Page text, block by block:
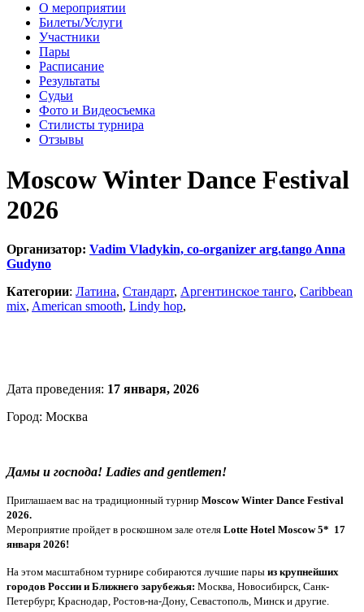
О мероприятии
Билеты/Услуги
Участники
Пары
Расписание
Результаты
Судьи
Фото и Видеосъемка
Стилисты турнира
Отзывы
Moscow Winter Dance Festival
2026
Организатор: Vadim Vladykin, co-organizer arg.tango Anna
Gudyno
Категории: Латина, Стандарт, Аргентинское танго, Caribbean
mix, American smooth, Lindy hop,
Дата проведения: 17 января, 2026
Город: Москва
Дамы и господа! Ladies and gentlemen!
Приглашаем вас на традиционный турнир Moscow Winter Dance Festival
2026.
Мероприятие пройдет в роскошном зале отеля Lotte Hotel Moscow 5* 17
января 2026!
На этом масштабном турнире собираются лучшие пары из крупнейших
городов России и Ближнего зарубежья: Москва, Новосибирск, Санк-
Петербург, Краснодар, Ростов-на-Дону, Севастополь, Минск и другие.